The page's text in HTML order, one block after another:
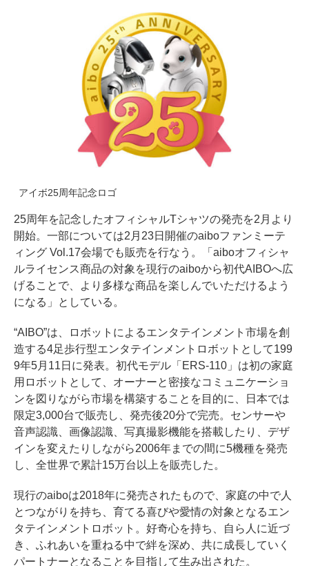
アイボ25周年記念ロゴ
25周年を記念したオフィシャルTシャツの発売を2月より
開始。一部については2月23日開催のaiboファンミーテ
ィング Vol.17会場でも販売を行なう。「aiboオフィシャ
ルライセンス商品の対象を現行のaiboから初代AIBOへ広
げることで、より多様な商品を楽しんでいただけるよう
になる」としている。
“AIBO”は、ロボットによるエンタテインメント市場を創
造する4足歩行型エンタテインメントロボットとして199
9年5月11日に発表。初代モデル「ERS-110」は初の家庭
用ロボットとして、オーナーと密接なコミュニケーショ
ンを図りながら市場を構築することを目的に、日本では
限定3,000台で販売し、発売後20分で完売。センサーや
音声認識、画像認識、写真撮影機能を搭載したり、デザ
インを変えたりしながら2006年までの間に5機種を発売
し、全世界で累計15万台以上を販売した。
現行のaiboは2018年に発売されたもので、家庭の中で人
とつながりを持ち、育てる喜びや愛情の対象となるエン
タテインメントロボット。好奇心を持ち、自ら人に近づ
き、ふれあいを重ねる中で絆を深め、共に成長していく
パートナーとなることを目指して生み出された。